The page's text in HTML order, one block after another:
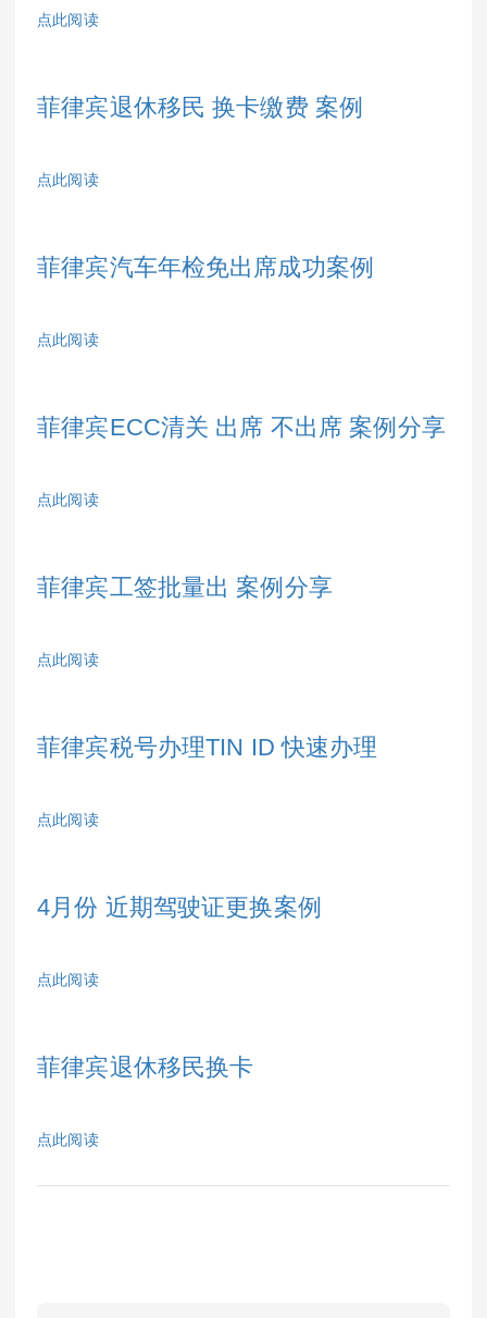
点此阅读
菲律宾退休移民 换卡缴费 案例
点此阅读
菲律宾汽车年检免出席成功案例
点此阅读
菲律宾ECC清关 出席 不出席 案例分享
点此阅读
菲律宾工签批量出 案例分享
点此阅读
菲律宾税号办理TIN ID 快速办理
点此阅读
4月份 近期驾驶证更换案例
点此阅读
菲律宾退休移民换卡
点此阅读